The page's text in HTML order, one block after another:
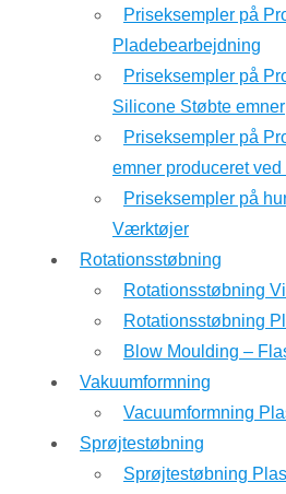
Priseksempler på
Pladebearbejdning
Priseksempler på
Silicone Støbte emner
Priseksempler på
emner produceret
Priseksempler på
Værktøjer
Rotationsstøbning
Rotationsstøbning
Rotationsstøbning
Blow Moulding –
Vakuumformning
Vacuumformning
Sprøjtestøbning
Sprøjtestøbning